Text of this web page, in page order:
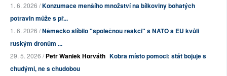
1. 6. 2026 /Konzumace menšího množství na bílkoviny bohatých
potravin může s př...
1. 6. 2026 /Německo slíbilo "společnou reakci" s NATO a EU kvůli
ruským dronům ...
29. 5. 2026 /Petr Waniek Horváth Kobra místo pomoci: stát bojuje s
chudými, ne s chudobou